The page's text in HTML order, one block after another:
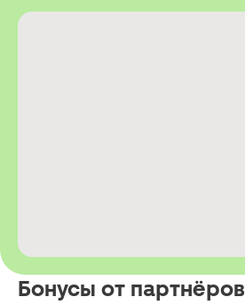
Бонусы от партнёров